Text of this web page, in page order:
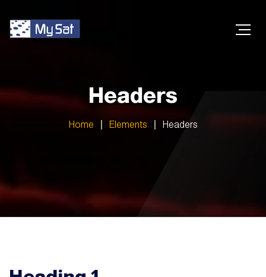
Headers
Home Elements Headers